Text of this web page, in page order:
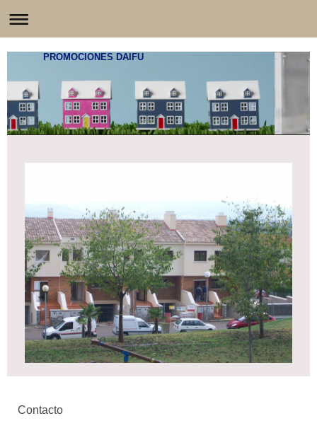
PROMOCIONES DAIFU
Contacto